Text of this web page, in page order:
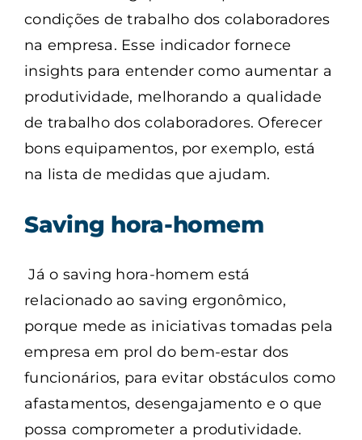
condições de trabalho dos colaboradores
na empresa. Esse indicador fornece
insights para entender como aumentar a
produtividade, melhorando a qualidade
de trabalho dos colaboradores. Oferecer
bons equipamentos, por exemplo, está
na lista de medidas que ajudam.
Saving hora-homem
Já o saving hora-homem está
relacionado ao saving ergonômico,
porque mede as iniciativas tomadas pela
empresa em prol do bem-estar dos
funcionários, para evitar obstáculos como
afastamentos, desengajamento e o que
possa comprometer a produtividade.